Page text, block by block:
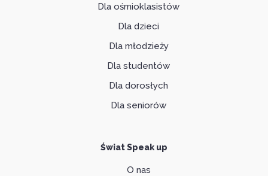
Dla ośmioklasistów
Dla dzieci
Dla młodzieży
Dla studentów
Dla dorosłych
Dla seniorów
Świat Speak up
O nas